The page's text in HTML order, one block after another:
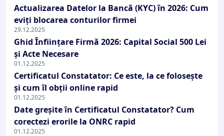
Actualizarea Datelor la Bancă (KYC) în 2026: Cum
eviți blocarea conturilor firmei
29.12.2025
Ghid Înființare Firmă 2026: Capital Social 500 Lei
și Acte Necesare
01.12.2025
Certificatul Constatator: Ce este, la ce folosește
și cum îl obții online rapid
01.12.2025
Date greșite în Certificatul Constatator? Cum
corectezi erorile la ONRC rapid
01.12.2025